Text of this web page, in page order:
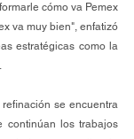
cómo va Pemex
va muy bien", enfatizó
estratégicas como la
se encuentra
los trabajos